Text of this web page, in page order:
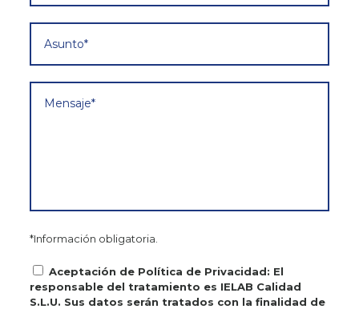
*Información obligatoria.
Aceptación de Política de Privacidad: El
responsable del tratamiento es IELAB Calidad
S.L.U. Sus datos serán tratados con la finalidad de